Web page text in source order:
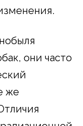
они часто
же